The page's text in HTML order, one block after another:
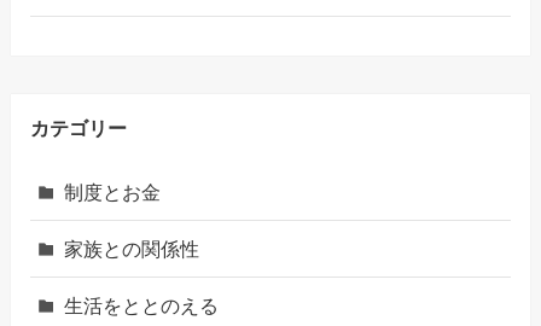
カテゴリー
制度とお金
家族との関係性
生活をととのえる